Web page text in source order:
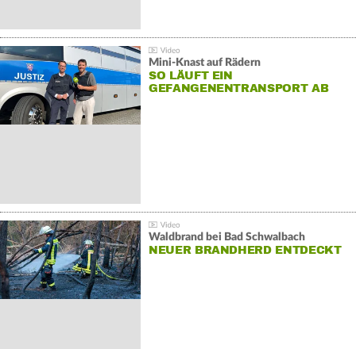
Mini-Knast auf Rädern
SO LÄUFT EIN
GEFANGENENTRANSPORT AB
Waldbrand bei Bad Schwalbach
NEUER BRANDHERD ENTDECKT